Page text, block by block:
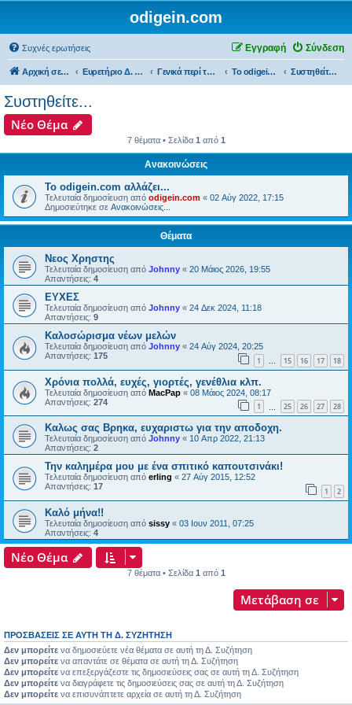
odigein.com
Συχνές ερωτήσεις Σύνδεση
Εγγραφή
Αρχική σελίδα Ευρετήριο Δ. Συζήτησης Γενικά περί του forum... Το odigein.com και τα μέλη του... Συστηθείτε...
Συστηθείτε...
Νέο Θέμα
7 θέματα • Σελίδα 1 από 1
Ανακοινώσεις
Το odigein.com αλλάζει...
Τελευταία δημοσίευση από odigein.com « 02 Αύγ 2022, 17:15
Δημοσιεύτηκε σε Ανακοινώσεις...
Θέματα
Νεος Χρηστης
Τελευταία δημοσίευση από Johnny « 20 Μάιος 2026, 19:55
Απαντήσεις: 4
ΕΥΧΕΣ
Τελευταία δημοσίευση από Johnny « 24 Δεκ 2024, 11:18
Απαντήσεις: 9
Καλοσώρισμα νέων μελών
Τελευταία δημοσίευση από Johnny « 24 Αύγ 2024, 20:25
Απαντήσεις: 175 1 … 15 16 17 18
Χρόνια πολλά, ευχές, γιορτές, γενέθλια κλπ.
Τελευταία δημοσίευση από MacPap « 08 Μάιος 2024, 08:17
Απαντήσεις: 274 1 25 26 27 28
Καλως σας Βρηκα, ευχαριστω για την αποδοχη.
Τελευταία δημοσίευση από Johnny « 10 Απρ 2022, 21:13
Απαντήσεις: 2
Την καλημέρα μου με ένα σπιτικό καπουτσινάκι!
Τελευταία δημοσίευση από erling « 27 Αύγ 2015, 12:52
Απαντήσεις: 17 1 2
Καλό μήνα!!
Τελευταία δημοσίευση από sissy « 03 Ιουν 2011, 07:25
Απαντήσεις: 4
Νέο Θέμα
7 θέματα • Σελίδα 1 από 1
Μετάβαση σε
ΠΡΟΣΒΆΣΕΙΣ ΣΕ ΑΥΤΉ ΤΗ Δ. ΣΥΖΉΤΗΣΗ
Δεν μπορείτε να δημοσιεύετε νέα θέματα σε αυτή τη Δ. Συζήτηση
Δεν μπορείτε να απαντάτε σε θέματα σε αυτή τη Δ. Συζήτηση
Δεν μπορείτε να επεξεργάζεστε τις δημοσιεύσεις σας σε αυτή τη Δ. Συζήτηση
Δεν μπορείτε να διαγράφετε τις δημοσιεύσεις σας σε αυτή τη Δ. Συζήτηση
Δεν μπορείτε να επισυνάπτετε αρχεία σε αυτή τη Δ. Συζήτηση